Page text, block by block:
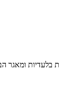
ומאגר